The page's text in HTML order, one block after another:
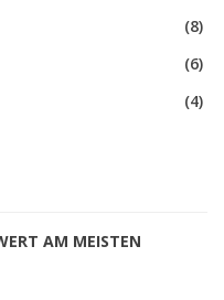
(8)
(6)
(4)
AM MEISTEN